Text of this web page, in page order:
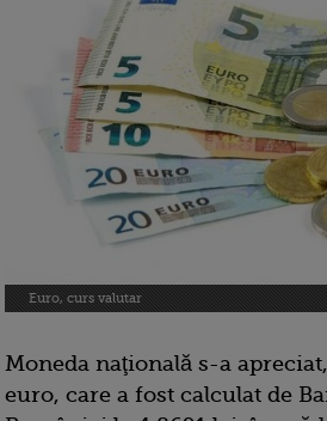
Euro, curs valutar
Moneda naţională s-a
euro, care a fost calculat de